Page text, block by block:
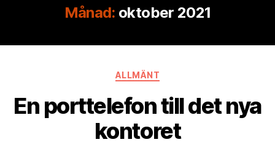
Månad: oktober 2021
Kategorier
ALLMÄNT
En porttelefon till det nya
kontoret